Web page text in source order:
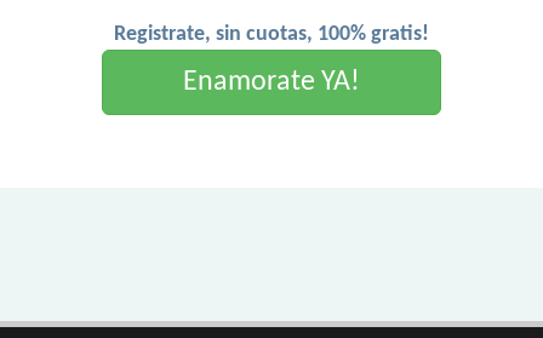
Registrate, sin cuotas, 100% gratis!
Enamorate YA!